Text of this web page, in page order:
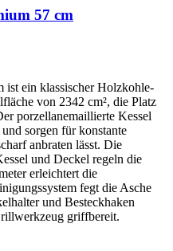
57 cm
ist ein klassischer Holzkohle-
von 2342 cm², die Platz
porzellanemaillierte Kessel
sorgen für konstante
anbraten lässt. Die
und Deckel regeln die
erleichtert die
fegt die Asche
und Besteckhaken
griffbereit.